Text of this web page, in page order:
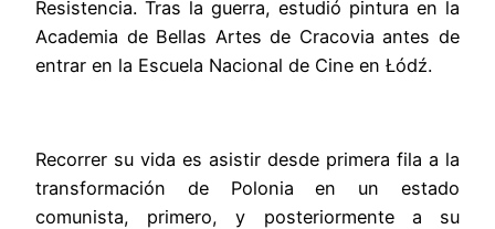
Resistencia. Tras la guerra, estudió pintura en la
Academia de Bellas Artes de Cracovia antes de
entrar en la Escuela Nacional de Cine en Łódź.
Recorrer su vida es asistir desde primera fila a la
transformación de Polonia en un estado
comunista, primero, y posteriormente a su